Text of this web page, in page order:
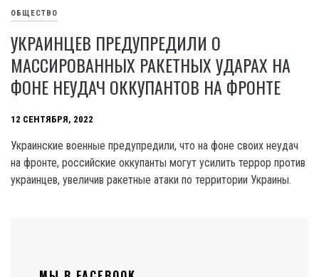
ОБЩЕСТВО
УКРАИНЦЕВ ПРЕДУПРЕДИЛИ О
МАССИРОВАННЫХ РАКЕТНЫХ УДАРАХ НА
ФОНЕ НЕУДАЧ ОККУПАНТОВ НА ФРОНТЕ
12 СЕНТЯБРЯ, 2022
Украинские военные предупредили, что на фоне своих неудач
на фронте, российские оккупанты могут усилить террор против
украинцев, увеличив ракетные атаки по территории Украины.